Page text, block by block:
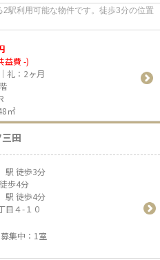
駅利用可能な物件です。徒歩3分の位置
益費 -)
礼：2ヶ月
㎡
田
」駅 徒歩3分
歩4分
」駅 徒歩4分
目４-１０
集中： 1室